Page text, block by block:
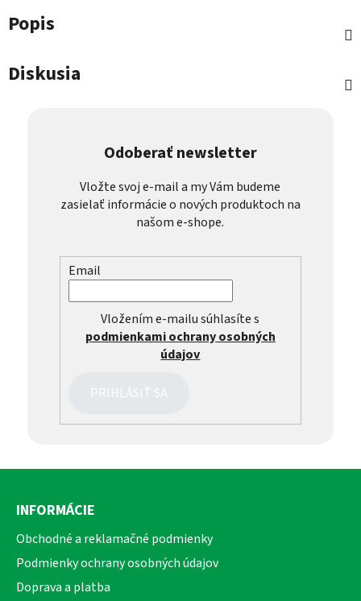
Popis
Diskusia
Odoberať newsletter
Vložte svoj e-mail a my Vám budeme
zasielať informácie o nových produktoch na
našom e-shope.
Email
Vložením e-mailu súhlasíte s
podmienkami ochrany osobných
údajov
PRIHLÁSIŤ SA
Z
INFORMÁCIE
Obchodné a reklamačné podmienky
Podmienky ochrany osobných údajov
Doprava a platba